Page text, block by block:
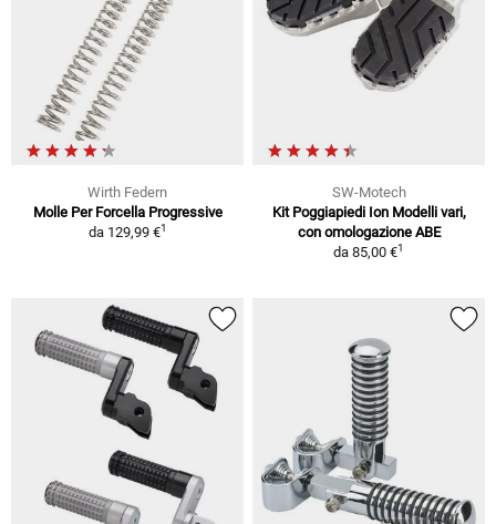
Wirth Federn
Molle Per Forcella Progressive
da 129,99 €1
SW-Motech
Kit Poggiapiedi Ion Modelli vari,
con omologazione ABE
da 85,00 €1